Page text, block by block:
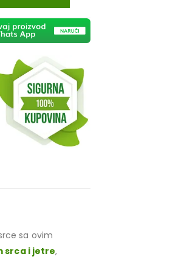
sa ovim
srca i jetre,